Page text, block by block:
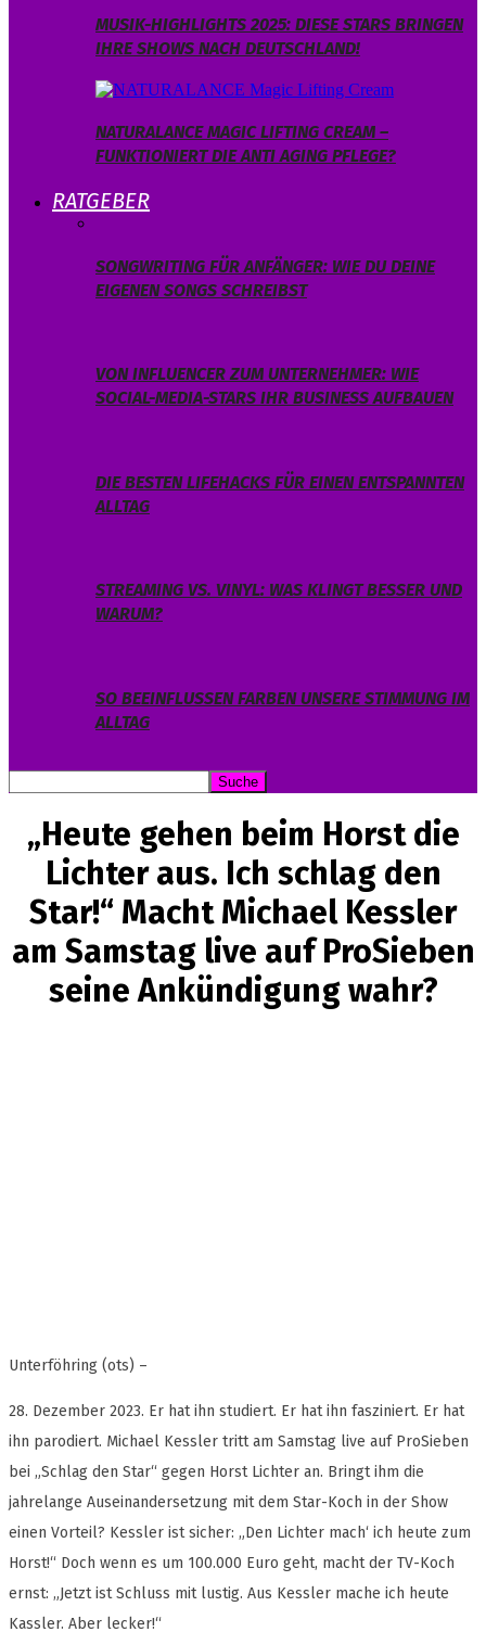
MUSIK-HIGHLIGHTS 2025: DIESE STARS BRINGEN
IHRE SHOWS NACH DEUTSCHLAND!
NATURALANCE MAGIC LIFTING CREAM –
FUNKTIONIERT DIE ANTI AGING PFLEGE?
RATGEBER
SONGWRITING FÜR ANFÄNGER: WIE DU DEINE
EIGENEN SONGS SCHREIBST
VON INFLUENCER ZUM UNTERNEHMER: WIE
SOCIAL-MEDIA-STARS IHR BUSINESS AUFBAUEN
DIE BESTEN LIFEHACKS FÜR EINEN ENTSPANNTEN
ALLTAG
STREAMING VS. VINYL: WAS KLINGT BESSER UND
WARUM?
SO BEEINFLUSSEN FARBEN UNSERE STIMMUNG IM
ALLTAG
„Heute gehen beim Horst die
Lichter aus. Ich schlag den
Star!“ Macht Michael Kessler
am Samstag live auf ProSieben
seine Ankündigung wahr?
Unterföhring (ots) –
28. Dezember 2023. Er hat ihn studiert. Er hat ihn fasziniert. Er hat
ihn parodiert. Michael Kessler tritt am Samstag live auf ProSieben
bei „Schlag den Star“ gegen Horst Lichter an. Bringt ihm die
jahrelange Auseinandersetzung mit dem Star-Koch in der Show
einen Vorteil? Kessler ist sicher: „Den Lichter mach‘ ich heute zum
Horst!“ Doch wenn es um 100.000 Euro geht, macht der TV-Koch
ernst: „Jetzt ist Schluss mit lustig. Aus Kessler mache ich heute
Kassler. Aber lecker!“